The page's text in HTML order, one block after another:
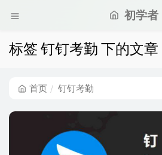
初学者
标签 钉钉考勤 下的文章
首页 钉钉考勤